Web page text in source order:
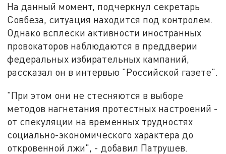
На данный момент, подчеркнул секретарь
Совбеза, ситуация находится под контролем.
Однако всплески активности иностранных
провокаторов наблюдаются в преддверии
федеральных избирательных кампаний,
рассказал он в интервью "Российской газете".
"При этом они не стесняются в выборе
методов нагнетания протестных настроений -
от спекуляции на временных трудностях
социально-экономического характера до
откровенной лжи", - добавил Патрушев.